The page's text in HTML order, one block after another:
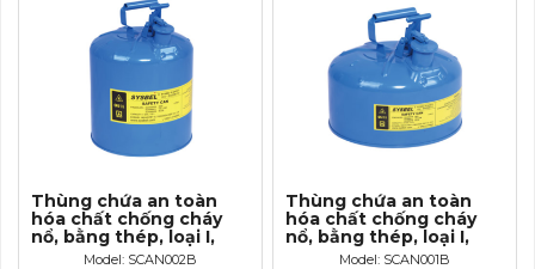
Thùng chứa an toàn
hóa chất chống cháy
nổ, bằng thép, loại I,
màu xanh, cho đựng
Model: SCAN002B
Thùng chứa an toàn
hóa chất chống cháy
nổ, bằng thép, loại I,
màu xanh, cho đựng
Model: SCAN001B